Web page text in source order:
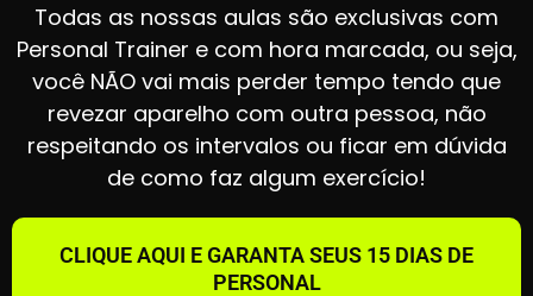
Todas as nossas aulas são exclusivas com
Personal Trainer e com hora marcada, ou seja,
você NÃO vai mais perder tempo tendo que
revezar aparelho com outra pessoa, não
respeitando os intervalos ou ficar em dúvida
de como faz algum exercício!
CLIQUE AQUI E GARANTA SEUS 15 DIAS DE
PERSONAL